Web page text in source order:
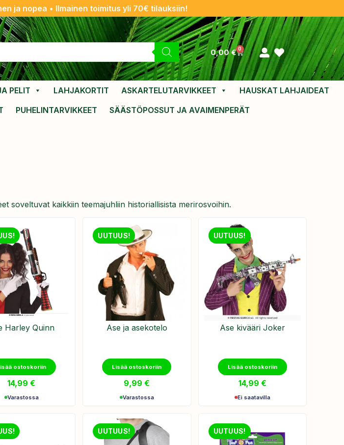
ja nopea • Ilmainen toimitus yli 70€ tilauksiin!
0,00€ 0
PELIT LAHJAKORTIT ASKARTELUTARVIKKEET
HAUSKAT LAHJAIDEAT
PUHELINTARVIKKEET SÄÄSTÖPOSSUT JA AVAIMENPERÄT
soveltuvat kaikkiin teemajuhliin historiallisista merirosvoihin.
Harley Quinn
ostoskoriin
14,99€
Varastossa
UUTUUS!
Ase ja asekotelo
Lisää ostoskoriin
9,99€
Varastossa
UUTUUS!
Ase kivääri Joker
Lisää ostoskoriin
14,99 €
Ei saatavilla
UUTUUS! UUTUUS!